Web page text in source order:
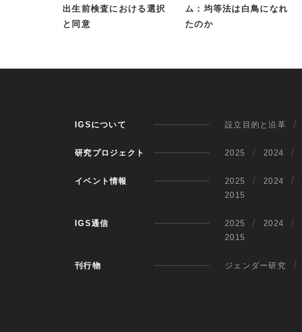
出生前検査における選択
と同意
ム：均等法は白鳥になれ
たのか
IGSについて 設立目的と沿革
研究プロジェクト 2025 2024
イベント情報 2025 2024
2015
IGS通信 2025 2024
2015
刊行物 ジェンダー研究